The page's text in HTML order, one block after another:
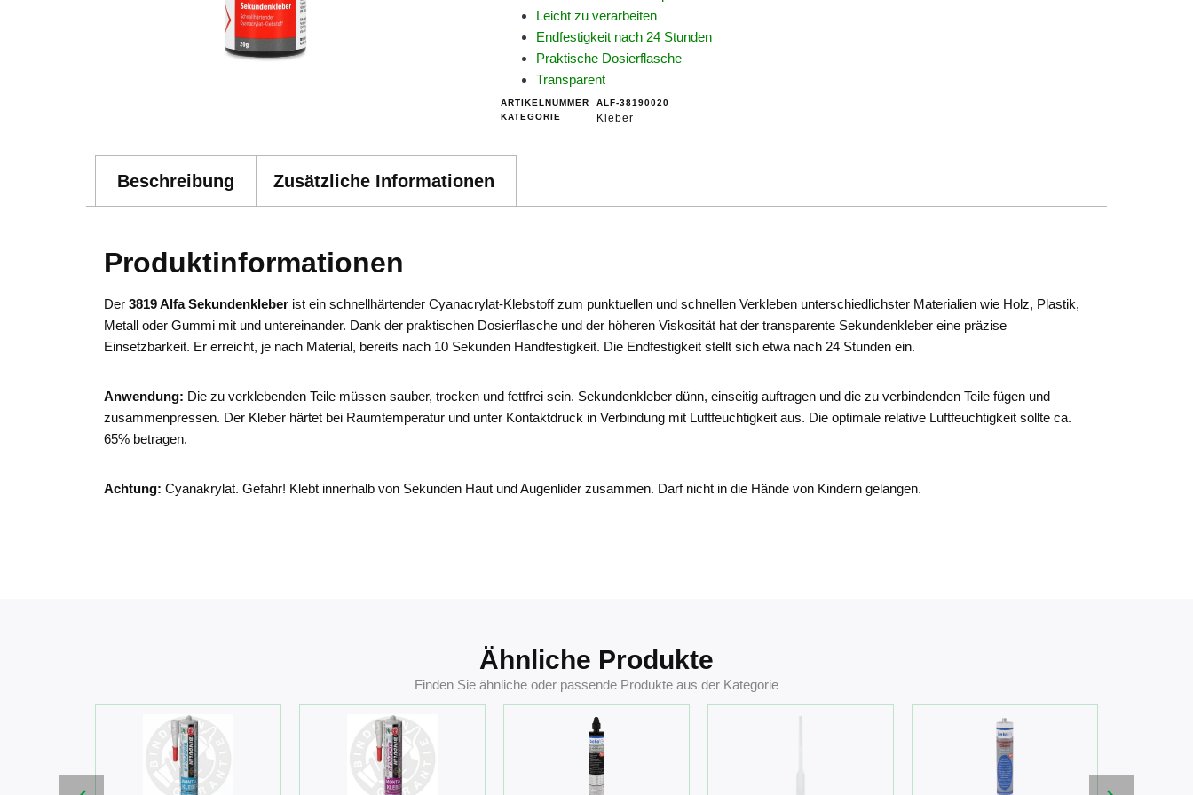
Leicht zu verarbeiten
Endfestigkeit nach 24 Stunden
Praktische Dosierflasche
Transparent
ARTIKELNUMMER
ALF-38190020
KATEGORIE
Kleber
Beschreibung Zusätzliche Informationen
Produktinformationen
Der 3819 Alfa Sekundenkleber ist ein schnellhärtender Cyanacrylat-Klebstoff zum punktuellen und schnellen Verkleben unterschiedlichster Materialien wie Holz, Plastik,
Metall oder Gummi mit und untereinander. Dank der praktischen Dosierflasche und der höheren Viskosität hat der transparente Sekundenkleber eine präzise
Einsetzbarkeit. Er erreicht, je nach Material, bereits nach 10 Sekunden Handfestigkeit. Die Endfestigkeit stellt sich etwa nach 24 Stunden ein.
Anwendung: Die zu verklebenden Teile müssen sauber, trocken und fettfrei sein. Sekundenkleber dünn, einseitig auftragen und die zu verbindenden Teile fügen und
zusammenpressen. Der Kleber härtet bei Raumtemperatur und unter Kontaktdruck in Verbindung mit Luftfeuchtigkeit aus. Die optimale relative Luftfeuchtigkeit sollte ca.
65% betragen.
Achtung: Cyanakrylat. Gefahr! Klebt innerhalb von Sekunden Haut und Augenlider zusammen. Darf nicht in die Hände von Kindern gelangen.
Ähnliche Produkte
Finden Sie ähnliche oder passende Produkte aus der Kategorie